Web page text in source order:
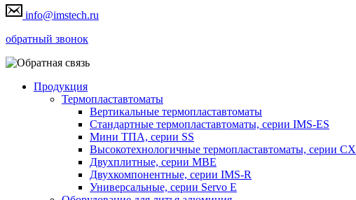
info@imstech.ru
обратный звонок
Продукция
Термопластавтоматы
Вертикальные термопластавтоматы
Стандартные термопластавтоматы, серии IMS-ES
Мини ТПА, серии SS
Высокотехнологичные термопластавтоматы, серии СХ
Двухплитные, серии MBE
Двухкомпонентные, серии IMS-R
Универсальные, серии Servo E